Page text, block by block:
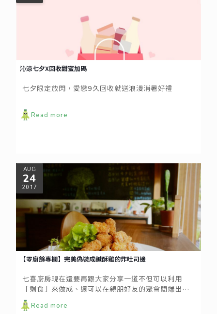
沁涼七夕X回收甜蜜加碼
七夕限定放閃，愛戀9久回收就送浪漫消暑好禮
Read more
AUG
24
2017
【零廚餘專欄】完美偽裝成鹹酥雞的炸吐司邊
七喜廚房現在還要再跟大家分享一道不但可以利用
「剩食」來做成、還可以在親朋好友的聚會間端出來
製造歡樂笑果的趣味料理——「完美偽裝成鹹酥雞的炸
吐司邊」。
Read more